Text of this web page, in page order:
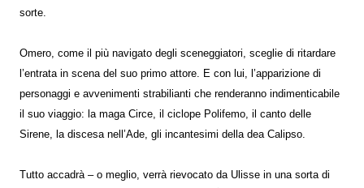
sorte.
Omero, come il più navigato degli sceneggiatori, sceglie di ritardare
l’entrata in scena del suo primo attore. E con lui, l’apparizione di
personaggi e avvenimenti strabilianti che renderanno indimenticabile
il suo viaggio: la maga Circe, il ciclope Polifemo, il canto delle
Sirene, la discesa nell’Ade, gli incantesimi della dea Calipso.
Tutto accadrà – o meglio, verrà rievocato da Ulisse in una sorta di